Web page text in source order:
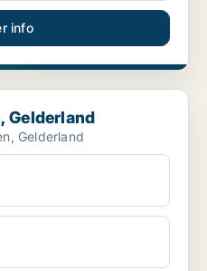
info
Gelderland
Gelderland